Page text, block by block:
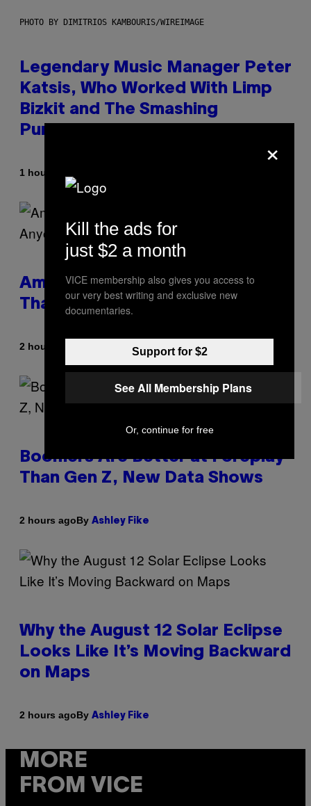
PHOTO BY DIMITRIOS KAMBOURIS/WIREIMAGE
Legendary Music Manager Peter
Katsis, Who Worked With Limp
Bizkit and The Smashing
Pumpkins, Has Died
1 hour ago
Americans Watch Porn Longer
Than Anyone Else, Survey Finds
2 hours ago Ashley Fike
Boomers Are Better at Foreplay
Than Gen Z, New Data Shows
2 hours agoBy Ashley Fike
Why the August 12 Solar Eclipse
Looks Like It’s Moving Backward
on Maps
2 hours agoBy Ashley Fike
MORE
FROM VICE
×
Kill the ads for
just $2 a month
VICE membership also gives you access to
our very best writing and exclusive new
documentaries.
Support for $2
See All Membership Plans
Or, continue for free